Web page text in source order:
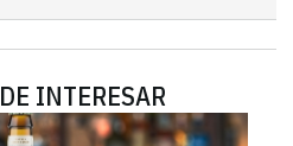
INTERESAR